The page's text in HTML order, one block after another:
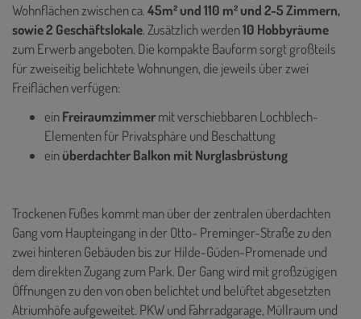
Wohnflächen zwischen ca.45m² und 110 m² und 2-5 Zimmern,
sowie 2 Geschäftslokale. Zusätzlich werden10 Hobbyräume
zum Erwerb angeboten. Die kompakte Bauform sorgt großteils
für zweiseitig belichtete Wohnungen, die jeweils über zwei
Freiflächen verfügen:
einFreiraumzimmermit verschiebbaren Lochblech-
Elementen für Privatsphäre und Beschattung
einüberdachter Balkon mit Nurglasbrüstung
Trockenen Fußes kommt man über der zentralen überdachten
Gang vom Haupteingang in der Otto- Preminger-Straße zu den
zwei hinteren Gebäuden bis zur Hilde-Güden-Promenade und
dem direkten Zugang zum Park. Der Gang wird mit großzügigen
Öffnungen zu den von oben belichtet und belüftet abgesetzten
Atriumhöfe aufgeweitet. PKW und Fahrradgarage, Müllraum und